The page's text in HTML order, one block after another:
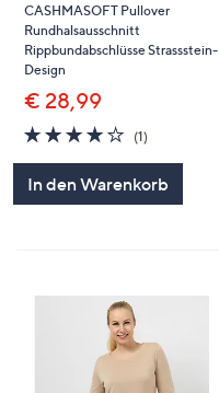
CASHMASOFT Pullover
Rundhalsausschnitt
Rippbundabschlüsse Strassstein-
Design
€ 28,99
4.0
von
(1)
In den Warenkorb